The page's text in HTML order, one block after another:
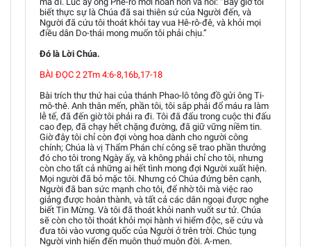
biết thực sự là Chúa đã sai thiên sứ của Người đến, và
Người đã cứu tôi thoát khỏi tay vua Hê-rô-đê, và khỏi mọi
điều dân Do-thái mong muốn tôi phải chịu.”
Đó là Lời Chúa.
BÀI ĐỌC 2 2Tm 4:6-8,16b,17-18
Bài trích thư thứ hai của thánh Phao-lô tông đồ gửi ông Ti-
mô-thê. Anh thân mến, phần tôi, tôi sắp phải đổ máu ra làm
lễ tế, đã đến giờ tôi phải ra đi. Tôi đã đấu trong cuộc thi đấu
cao đẹp, đã chạy hết chặng đường, đã giữ vững niềm tin.
Giờ đây tôi chỉ còn đợi vòng hoa dành cho người công
chính; Chúa là vị Thẩm Phán chí công sẽ trao phần thưởng
đó cho tôi trong Ngày ấy, và không phải chỉ cho tôi, nhưng
còn cho tất cả những ai hết tình mong đợi Người xuất hiện.
Mọi người đã bỏ mặc tôi. Nhưng có Chúa đứng bên cạnh,
Người đã ban sức mạnh cho tôi, để nhờ tôi mà việc rao
giảng được hoàn thành, và tất cả các dân ngoại được nghe
biết Tin Mừng. Và tôi đã thoát khỏi nanh vuốt sư tử. Chúa
sẽ còn cho tôi thoát khỏi mọi hành vi hiểm độc, sẽ cứu và
đưa tôi vào vương quốc của Người ở trên trời. Chúc tụng
Người vinh hiển đến muôn thuở muôn đời. A-men.